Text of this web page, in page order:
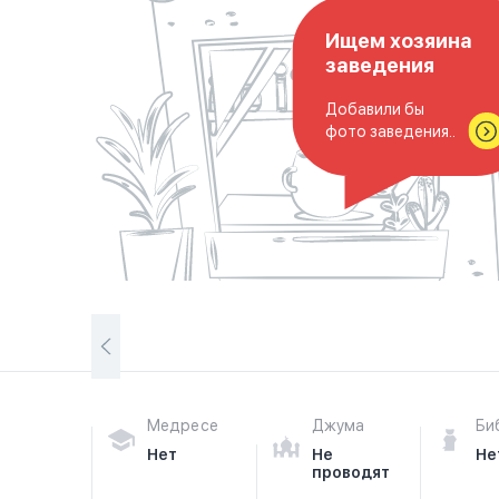
Ищем хозяина
заведения
Добавили бы
фото заведения..
Медресе
Нет
Джума
Не
проводят